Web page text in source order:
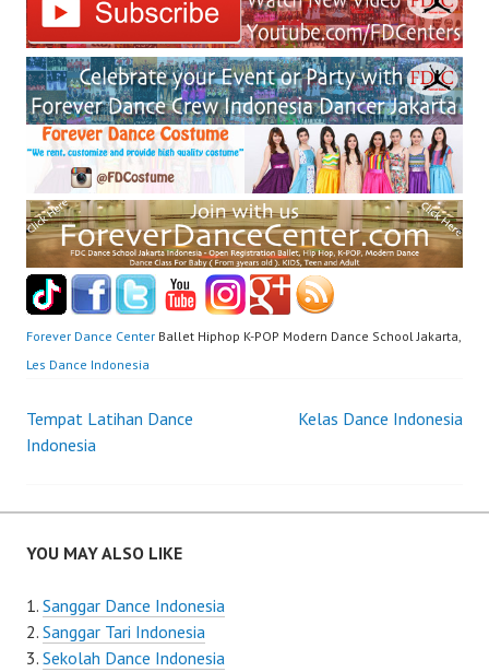
Forever Dance Center Ballet Hiphop K-POP Modern Dance School Jakarta,
Les Dance Indonesia
Post
Tempat Latihan Dance
Indonesia
Kelas Dance Indonesia
YOU MAY ALSO LIKE
Sanggar Dance Indonesia
Sanggar Tari Indonesia
Sekolah Dance Indonesia